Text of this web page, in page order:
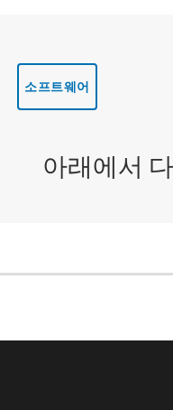
소프트웨어
아래에서